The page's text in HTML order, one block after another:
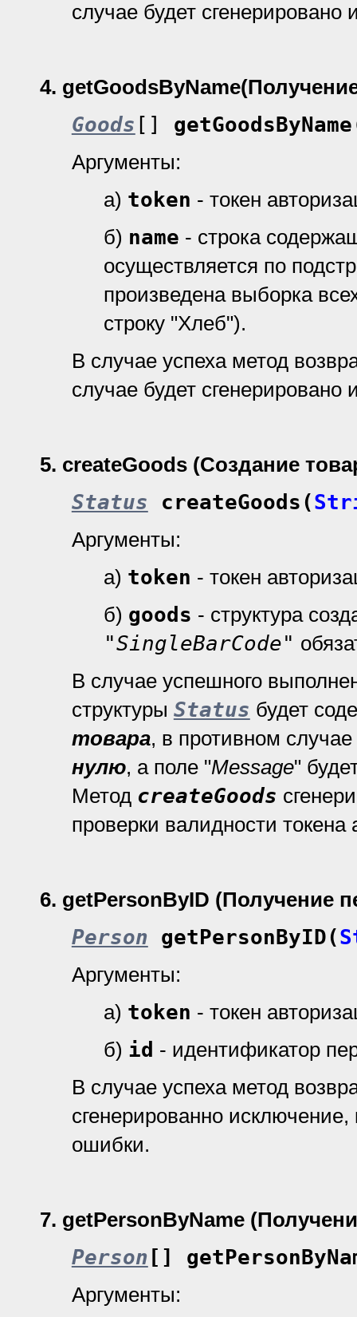
случае будет сгенерировано
4.
Goods [] getGoodsByName
Аргументы:
а) token - токен
б) name - строка
осуществляется по
произведена выборка
строку "Хлеб").
В случае успеха метод
случае будет сгенерировано
5. createGoods (Создание
Status createGoods(
Аргументы:
а) token - токен
б) goods - структура
"SingleBarCode"
В случае успешного
структуры Status будет
товара, в противном
нулю, а поле "Message"
Метод createGoods
проверки валидности токена
6. getPersonByID (Получение
Person getPersonByID(
Аргументы:
а) token - токен
б) id - идентификатор
В случае успеха метод
cгенерированно исключение,
ошибки.
7. getPersonByName
Person []
Аргументы: